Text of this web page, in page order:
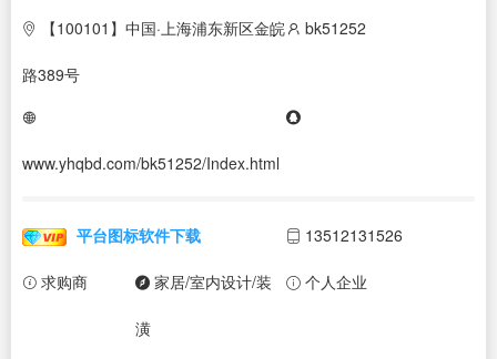
【100101】中国·上海浦东新区金皖
路389号
bk51252
www.yhqbd.com/bk51252/Index.html
平台图标软件下载 13512131526
求购商 家居/室内设计/装
潢
个人企业